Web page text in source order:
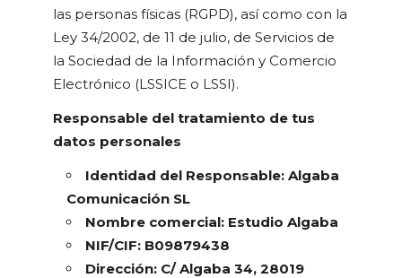
las personas físicas (RGPD), así como con la
Ley 34/2002, de 11 de julio, de Servicios de
la Sociedad de la Información y Comercio
Electrónico (LSSICE o LSSI).
Responsable del tratamiento de tus
datos personales
Identidad del Responsable: Algaba
Comunicación SL
Nombre comercial: Estudio Algaba
NIF/CIF: B09879438
Dirección: C/ Algaba 34, 28019